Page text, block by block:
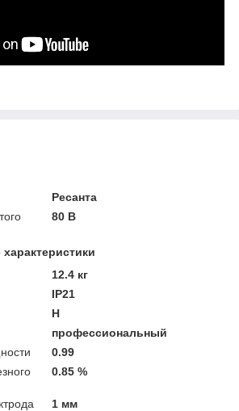
Ресанта
80 В
12.4 кг
IP21
H
профессиональный
0.99
0.85 %
1 мм